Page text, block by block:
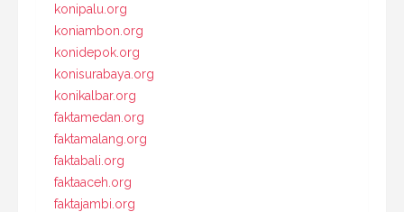
konipalu.org
koniambon.org
konidepok.org
konisurabaya.org
konikalbar.org
faktamedan.org
faktamalang.org
faktabali.org
faktaaceh.org
faktajambi.org